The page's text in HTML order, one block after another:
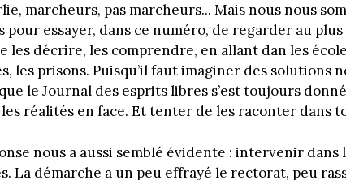
marcheurs, pas marcheurs... Mais nous nous
pour essayer, dans ce numéro, de regarder au
les décrire, les comprendre, en allant dan les
les prisons. Puisqu’il faut imaginer des solutions
le Journal des esprits libres s’est toujours
les réalités en face. Et tenter de les raconter dans
nous a aussi semblé évidente : intervenir dans
La démarche a un peu effrayé le rectorat, peu